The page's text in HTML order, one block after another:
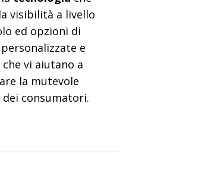
visibilità a livello
ed opzioni di
e
che vi aiutano a
la mutevole
dei consumatori.